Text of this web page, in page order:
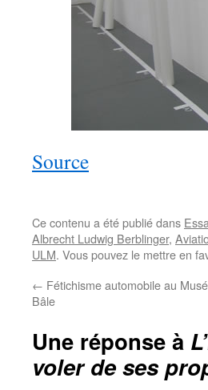
Source
Ce contenu a été publié dans
Albrecht Ludwig Berblinger,
ULM. Vous pouvez le mettre en
← Fétichisme automobile au
Bâle
Une réponse à
voler de ses